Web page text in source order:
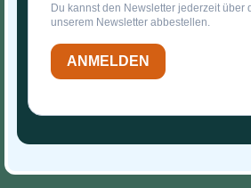
Du kannst den Newsletter jederzeit über
unserem Newsletter abbestellen.
ANMELDEN